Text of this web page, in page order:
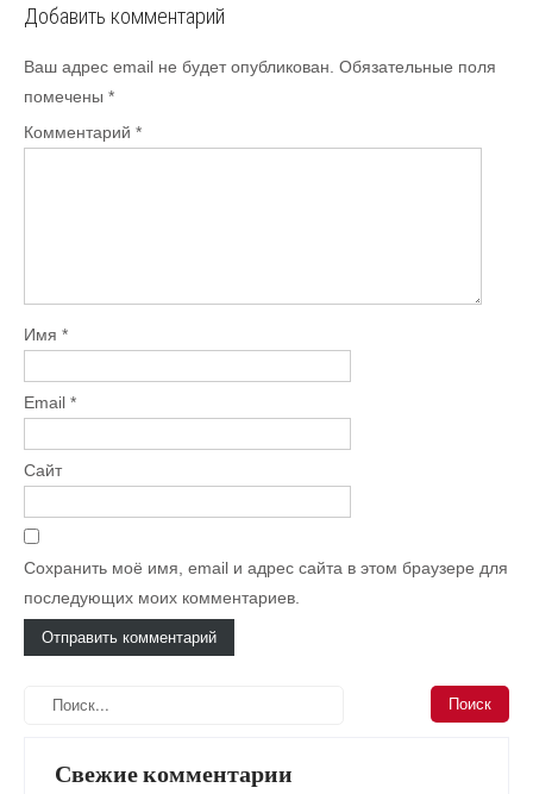
Добавить комментарий
Ваш адрес email не будет опубликован. Обязательные поля
помечены *
Комментарий *
Имя *
Email *
Сайт
Сохранить моё имя, email и адрес сайта в этом браузере для
последующих моих комментариев.
Свежие комментарии